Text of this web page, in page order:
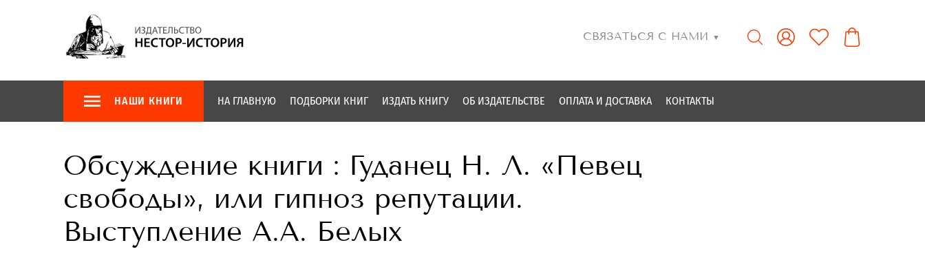
СВЯЗАТЬСЯ С НАМИ ▼
НАШИ КНИГИ НА ГЛАВНУЮ ПОДБОРКИ КНИГ ИЗДАТЬ КНИГУ ОБ ИЗДАТЕЛЬСТВЕ ОПЛАТА И ДОСТАВКА КОНТАКТЫ
Обсуждение книги : Гуданец Н. Л. «Певец
свободы», или гипноз репутации.
Выступление А.А. Белых